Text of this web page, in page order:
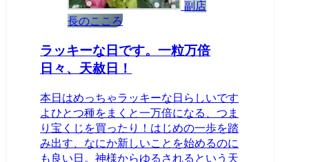
副店
長のこころ
ラッキーな日です。一粒万倍
日々、天赦日！
本日はめっちゃラッキーな日らしいです
よひとつ種をまくと一万倍になる、つま
り宝くじを買ったり！はじめの一歩を踏
み出す、なにか新しいことを始めるのに
も良い日。神様からゆるされるという天